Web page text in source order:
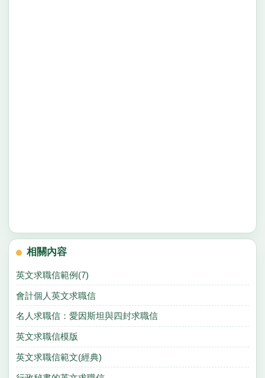
相關內容
英文求職信範例(7)
會計個人英文求職信
名人求職信：愛因斯坦與四封求職信
英文求職信模版
英文求職信範文(經典)